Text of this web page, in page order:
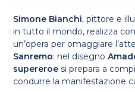
Simone Bianchi, pittore e
in tutto il mondo, realizza
un’opera per omaggiare
Sanremo: nel disegno
supereroe si prepara a
condurre la manifestazione